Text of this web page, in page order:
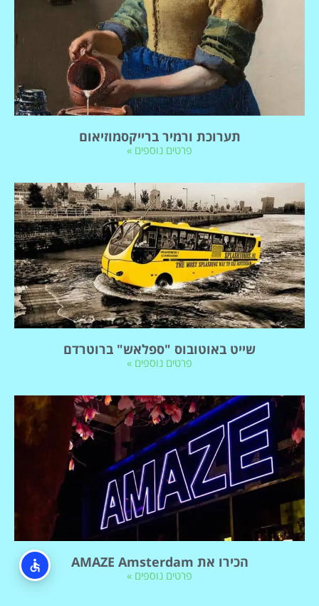
תערוכת ורמיר ברייקסמוזיאום
פרטים נוספים »
שייט באוטובוס "ספלאש" ברוטרדם
פרטים נוספים »
הכירו את AMAZE Amsterdam
פרטים נוספים »